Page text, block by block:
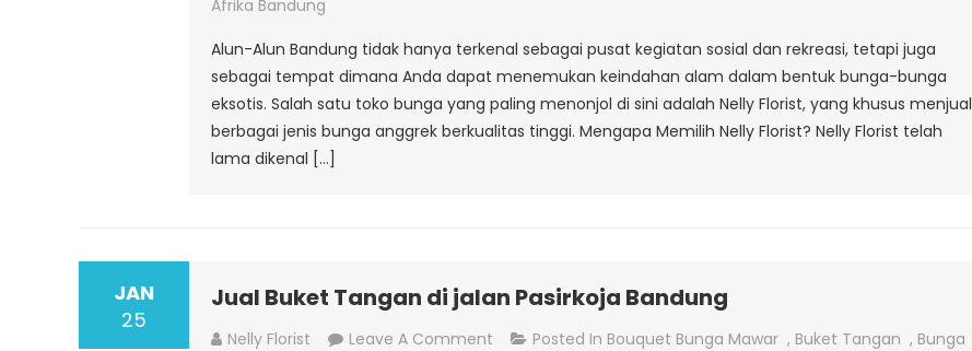
Alun-
Alun
Bandung
Afrika Bandung
Alun-Alun Bandung tidak hanya terkenal sebagai pusat kegiatan sosial dan rekreasi, tetapi juga
sebagai tempat dimana Anda dapat menemukan keindahan alam dalam bentuk bunga-bunga
eksotis. Salah satu toko bunga yang paling menonjol di sini adalah Nelly Florist, yang khusus menjual
berbagai jenis bunga anggrek berkualitas tinggi. Mengapa Memilih Nelly Florist? Nelly Florist telah
lama dikenal […]
JAN
25
Jual Buket Tangan di jalan Pasirkoja Bandung
Nelly Florist Leave A CommentOn
Posted In Bouquet Bunga Mawar , Buket Tangan , Bunga